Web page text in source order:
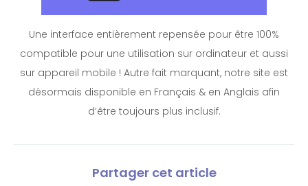
Une interface entièrement repensée pour être 100%
compatible pour une utilisation sur ordinateur et aussi
sur appareil mobile ! Autre fait marquant, notre site est
désormais disponible en Français & en Anglais afin
d’être toujours plus inclusif.
Partager cet article